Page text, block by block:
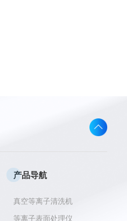
产品导航
真空等离子清洗机
等离子表面处理仪